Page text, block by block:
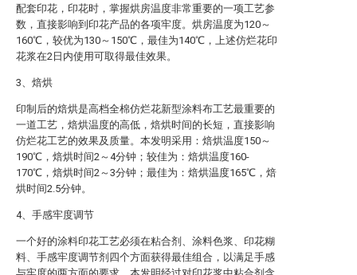
配套印花，印花时，掌握烘房温度非常重要的一项工艺参
数，直接影响到印花产品的各项牢度。烘房温度为120～
160℃，较优为130～150℃，最佳为140℃，上述仿烂花印
花浆在2日内使用可取得最佳效果。
3、焙烘
印制后的焙烘是高档全棉仿烂花新型涂料布工艺最重要的
一道工艺，焙烘温度的高低，焙烘时间的长短，直接影响
仿烂花工艺的效果及质量。本发明采用：焙烘温度150～
190℃，焙烘时间2～4分钟；较佳为：焙烘温度160-
170℃，焙烘时间2～3分钟；最佳为：焙烘温度165℃，焙
烘时间2.5分钟。
4、手感牢度调节
一个好的涂料印花工艺必须在粘合剂、涂料色浆、印花糊
料、手感牢度调节剂四个方面获得最佳组合，以满足手感